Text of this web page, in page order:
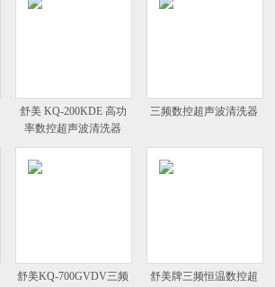
舒美 KQ-200KDE 高功
率数控超声波清洗器
三频数控超声波清洗器
舒美KQ-700GVDV三频
舒美牌三频恒温数控超